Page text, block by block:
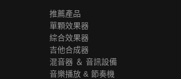
推薦產品
單顆效果器
綜合效果器
吉他合成器
混音器 ＆ 音訊設備
音樂播放 & 節奏機